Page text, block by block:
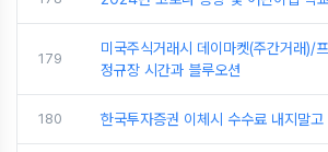
179
미국주식거래시 데이마켓(주간거래)/
정규장 시간과 블루오션
180 한국투자증권 이체시 수수료 내지말